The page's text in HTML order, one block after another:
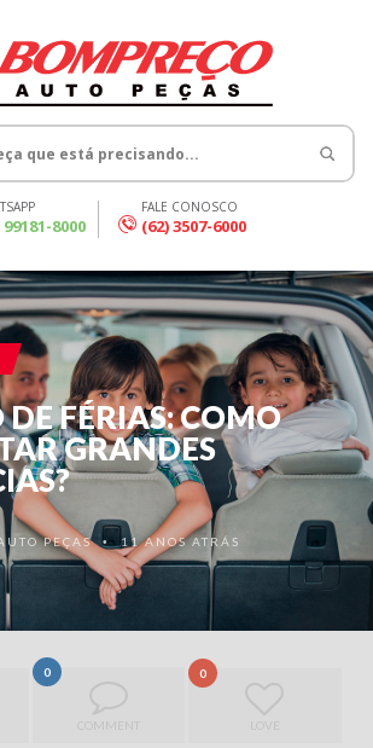
99181-8000
FALE CONOSCO
(62) 3507-6000
DE FÉRIAS: COMO
GRANDES
PEÇAS • 11 ANOS ATRÁS
0
COMMENT
0